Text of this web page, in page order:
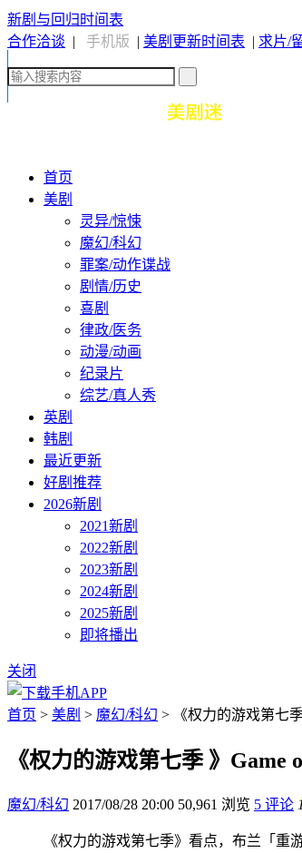
新剧与回归时间表
合作洽谈 | 手机版 | 美剧更新时间表 | 求片/
首页
美剧
灵异/惊悚
魔幻/科幻
罪案/动作谍战
剧情/历史
喜剧
律政/医务
动漫/动画
纪录片
综艺/真人秀
英剧
韩剧
最近更新
好剧推荐
2026新剧
2021新剧
2022新剧
2023新剧
2024新剧
2025新剧
即将播出
关闭
首页 > 美剧 > 魔幻/科幻 > 《权力的游戏第七
《权力的游戏第七季 》Game
魔幻/科幻 2017/08/28 20:00 50,961 浏览 5 评论
《权力的游戏第七季》看点，布兰「